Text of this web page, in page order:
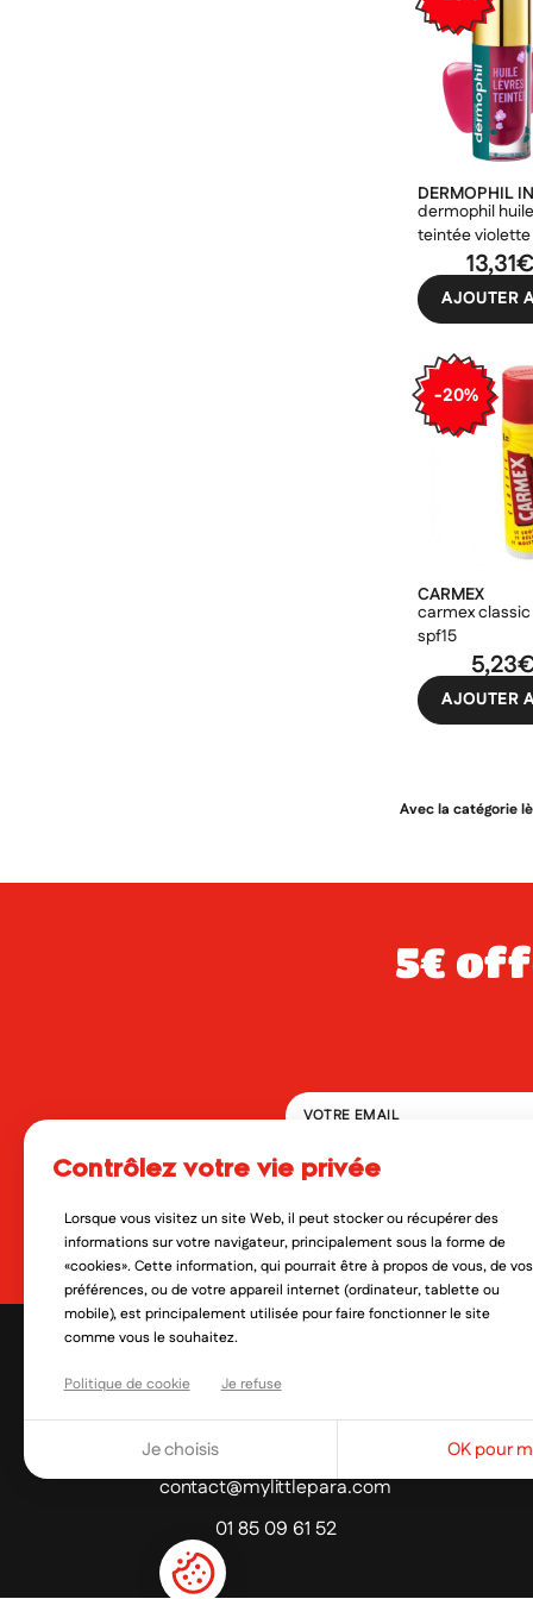
DERMOPHIL
dermophil
teintée
13,31€
AJOUTER
-20%
CARMEX
carmex
spf15
AJOUTER
Avec la catégorie
5€ offerts dès 49€ d’achat sur votre
En soumettant ce
Oui, je veux découvrir les
contact@mylittlepara.com
01 85 09 61 52
contrôlez votre vie privée
Lorsque vous visitez un site Web, il peut stocker ou récupérer des
informations sur votre navigateur, principalement sous la forme de
«cookies». Cette information, qui pourrait être à propos de vous, de vos
préférences, ou de votre appareil internet (ordinateur, tablette ou
mobile), est principalement utilisée pour faire fonctionner le site
comme vous le souhaitez.
Politique de cookie Je refuse
Je choisis OK pour